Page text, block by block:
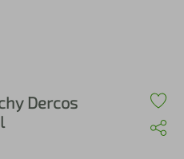
Dercos